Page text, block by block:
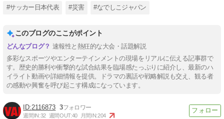
#サッカー日本代表 #災害 #なでしこジャパン
このブログのここがポイント
速報性と熱狂的な大会・話題解説
多彩なスポーツやエンターテインメントの現場をリアルに伝える記事群で
す。歴史的勝利や衝撃的な試合結果を臨場感たっぷりに紹介し、最新のハ
イライト動画や詳細情報を提供。ドラマの裏話や戦略解説も交え、観る者
の感動や興奮を呼び起こす構成になっています。
2116873 3
週間IN:32 週間OUT:40 月間IN:204